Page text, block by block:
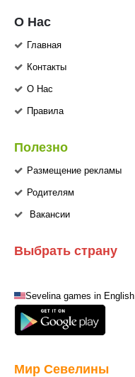
О Нас
Главная
Контакты
О Нас
Правила
Полезно
Размещение рекламы
Родителям
Вакансии
Выбрать страну
Sevelina games in English
Мир Севелины